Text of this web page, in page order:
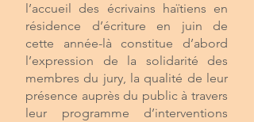
l’accueil des écrivains haïtiens en
résidence d’écriture en juin de
cette année-là constitue d’abord
l’expression de la solidarité des
membres du jury, la qualité de leur
présence auprès du public à travers
leur programme d’interventions